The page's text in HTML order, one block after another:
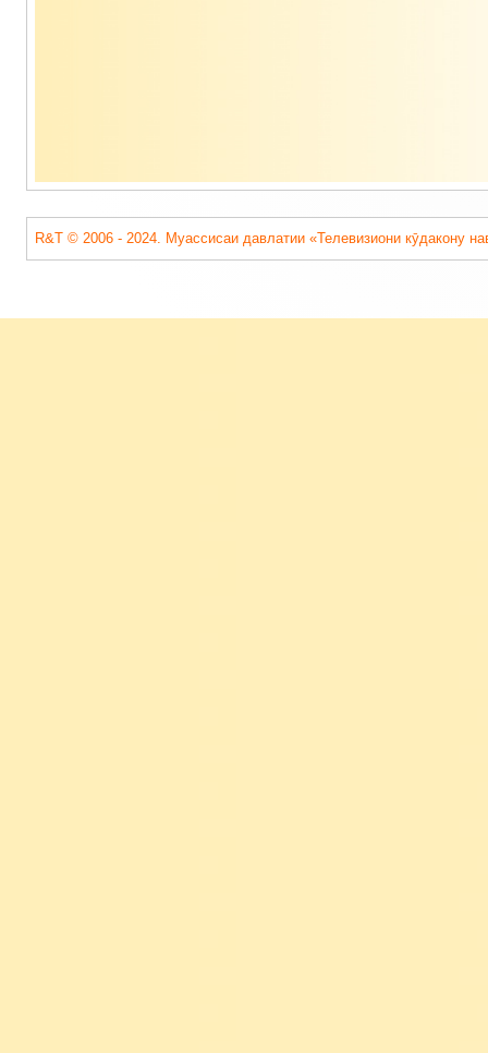
R&T © 2006 - 2024. Муассисаи давлатии «Телевизиони кӯдакону